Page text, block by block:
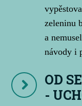
zeleninu
a
návody i
OD
-